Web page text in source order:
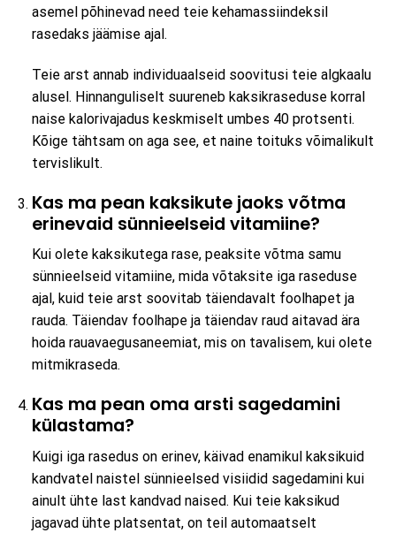
asemel põhinevad need teie kehamassiindeksil
rasedaks jäämise ajal.
Teie arst annab individuaalseid soovitusi teie algkaalu
alusel. Hinnanguliselt suureneb kaksikraseduse korral
naise kalorivajadus keskmiselt umbes 40 protsenti.
Kõige tähtsam on aga see, et naine toituks võimalikult
tervislikult.
Kas ma pean kaksikute jaoks võtma
erinevaid sünnieelseid vitamiine?
Kui olete kaksikutega rase, peaksite võtma samu
sünnieelseid vitamiine, mida võtaksite iga raseduse
ajal, kuid teie arst soovitab täiendavalt foolhapet ja
rauda. Täiendav foolhape ja täiendav raud aitavad ära
hoida rauavaegusaneemiat, mis on tavalisem, kui olete
mitmikraseda.
Kas ma pean oma arsti sagedamini
külastama?
Kuigi iga rasedus on erinev, käivad enamikul kaksikuid
kandvatel naistel sünnieelsed visiidid sagedamini kui
ainult ühte last kandvad naised. Kui teie kaksikud
jagavad ühte platsentat, on teil automaatselt